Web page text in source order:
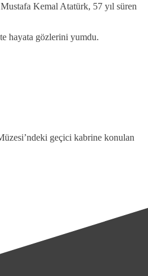
Kemal Atatürk, 57 yıl süren
hayata gözlerini yumdu.
geçici kabrine konulan